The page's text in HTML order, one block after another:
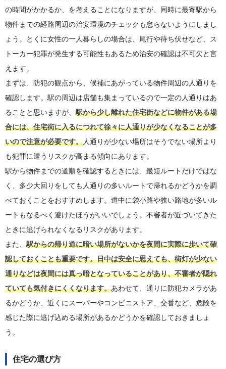
の時間がかかるか、を考えることになりますが、同時に最寄駅から
物件までの経路周辺の治安環境のチェックも怠らないようにしまし
ょう。とくに女性の一人暮らしの場合は、尾行や待ち伏せなど、ス
トーカー犯罪が発生する可能性もあるため治安の確認は不可欠と言
えます。
まずは、防犯の観点から、候補にあがっている物件周辺の人通りを
確認します。駅の周辺は店舗も集まっているので一定の人通りはあ
ることと思いますが、駅から少し離れた住宅街などに物件がある場
合には、住宅街に入るにつれて徐々に人通りが少なくなることが多
いので注意が必要です。人通りが少ない場所はそうでない場所より
も犯罪に遭うリスクが高まる傾向にあります。
駅から物件までの道順を確認するときには、最短ルートだけではな
く、多少大回りをしても人通りの多いルートで帰れるかどうかを調
べておくことをおすすめします。道中に袋小路や狭い路地が多いル
ートもなるべく避けたほうがいいでしょう。不審者が近づいてきた
ときに逃げられなくなるリスクがあります。
また、駅からの帰り道に暗い場所がないかを夜間に実際に歩いて確
認しておくことも重要です。日中は安全に思えても、街灯が少ない
通りなどは夜間には真っ暗となっていることがあり、不審者が隠れ
ていても気付きにくくなります。あわせて、通りに防犯カメラがあ
るかどうか、近くにスーパーやコンビニストア、交番など、危険を
感じた際に逃げ込める場所があるかどうかを確認しておきましょ
う。
住宅の選び方